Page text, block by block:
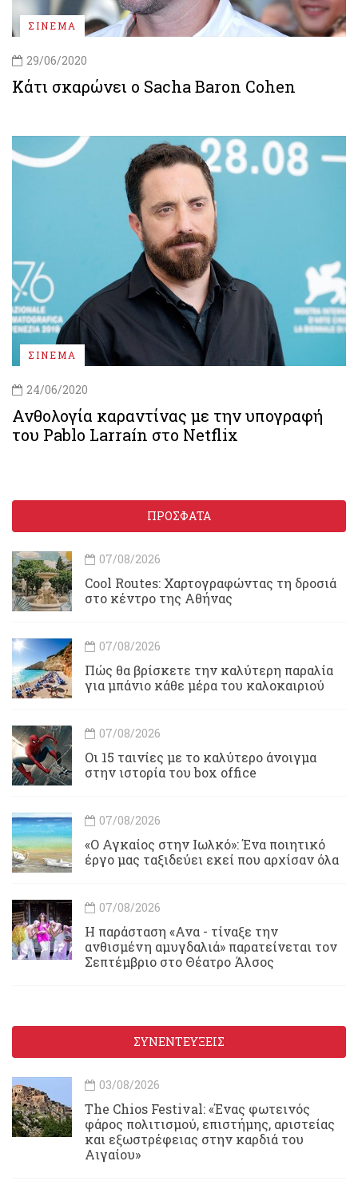
ΣΙΝΕΜΑ
29/06/2020
Κάτι σκαρώνει ο Sacha Baron Cohen
ΣΙΝΕΜΑ
24/06/2020
Ανθολογία καραντίνας με την υπογραφή
του Pablo Larraín στο Netflix
ΠΡΟΣΦΑΤΑ
07/08/2026
Cool Routes: Χαρτογραφώντας τη δροσιά
στο κέντρο της Αθήνας
07/08/2026
Πώς θα βρίσκετε την καλύτερη παραλία
για μπάνιο κάθε μέρα του καλοκαιριού
07/08/2026
Οι 15 ταινίες με το καλύτερο άνοιγμα
στην ιστορία του box office
07/08/2026
«Ο Αγκαίος στην Ιωλκό»: Ένα ποιητικό
έργο μας ταξιδεύει εκεί που αρχίσαν όλα
07/08/2026
Η παράσταση «Ανα - τίναξε την
ανθισμένη αμυγδαλιά» παρατείνεται τον
Σεπτέμβριο στο Θέατρο Άλσος
ΣΥΝΕΝΤΕΥΞΕΙΣ
03/08/2026
Τhe Chios Festival: «Ένας φωτεινός
φάρος πολιτισμού, επιστήμης, αριστείας
και εξωστρέφειας στην καρδιά του
Αιγαίου»